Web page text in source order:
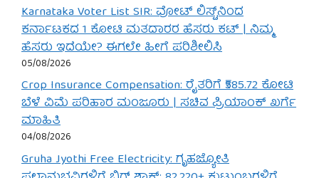
Karnataka Voter List SIR: ವೋಟ್ ಲಿಸ್ಟ್‌ನಿಂದ
ಕರ್ನಾಟಕದ 1 ಕೋಟಿ ಮತದಾರರ ಹೆಸರು ಕಟ್ | ನಿಮ್ಮ
ಹೆಸರು ಇದೆಯೇ? ಈಗಲೇ ಹೀಗೆ ಪರಿಶೀಲಿಸಿ
05/08/2026
Crop Insurance Compensation: ರೈತರಿಗೆ ₹585.72 ಕೋಟಿ
ಬೆಳೆ ವಿಮೆ ಪರಿಹಾರ ಮಂಜೂರು | ಸಚಿವ ಪ್ರಿಯಾಂಕ್ ಖರ್ಗೆ
ಮಾಹಿತಿ
04/08/2026
Gruha Jyothi Free Electricity: ಗೃಹಜ್ಯೋತಿ